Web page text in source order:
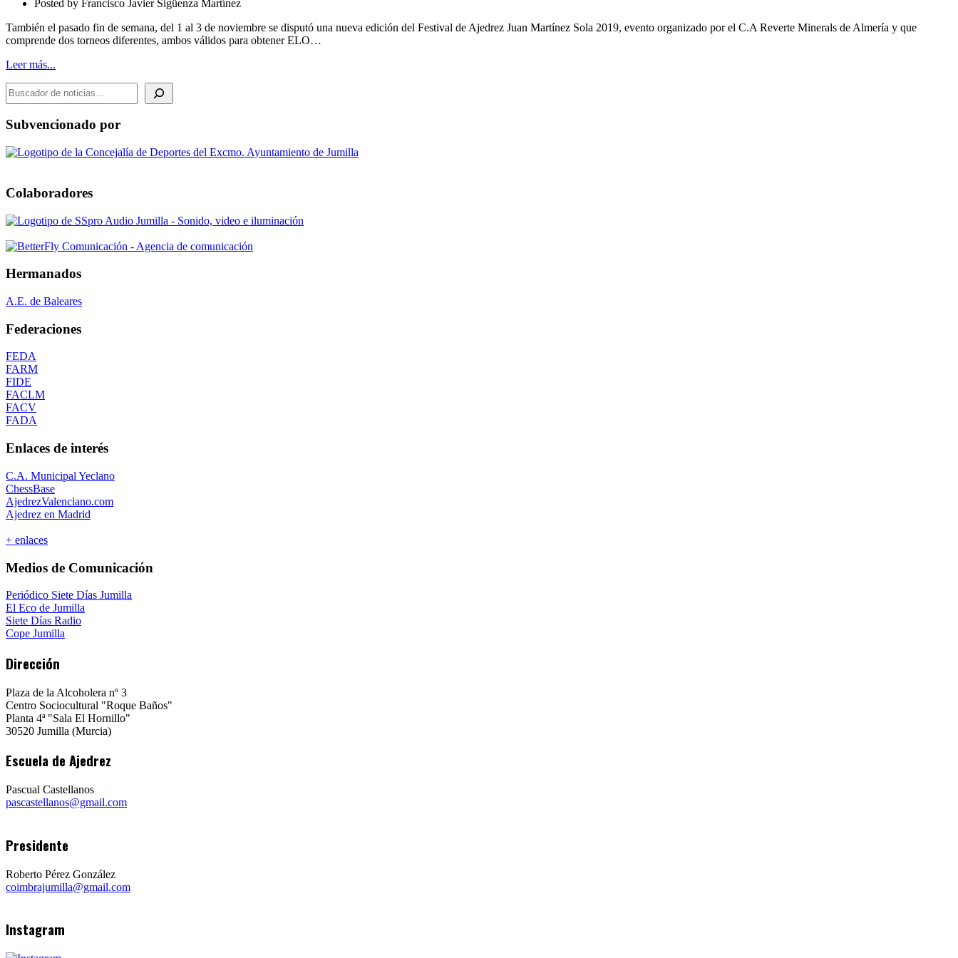
SUB2200.
Finalizado
Posted by Francisco Javier Sigüenza Martínez
También el pasado fin de semana, del 1 al 3 de noviembre se disputó una nueva edición del Festival de Ajedrez Juan Martínez Sola 2019, evento organizado por el C.A Reverte Minerals de Almería y que
comprende dos torneos diferentes, ambos válidos para obtener ELO…
Leer más...
BUSCADOR DE NOTICIAS
Subvencionado por
Colaboradores
Hermanados
A.E. de Baleares
Federaciones
FEDA
FARM
FIDE
FACLM
FACV
FADA
Enlaces de interés
C.A. Municipal Yeclano
ChessBase
AjedrezValenciano.com
Ajedrez en Madrid
+ enlaces
Medios de Comunicación
Periódico Siete Días Jumilla
El Eco de Jumilla
Siete Días Radio
Cope Jumilla
Dirección
Plaza de la Alcoholera nº 3
Centro Sociocultural "Roque Baños"
Planta 4ª "Sala El Hornillo"
30520 Jumilla (Murcia)
Escuela de Ajedrez
Pascual Castellanos
pascastellanos@gmail.com
Presidente
Roberto Pérez González
coimbrajumilla@gmail.com
Instagram